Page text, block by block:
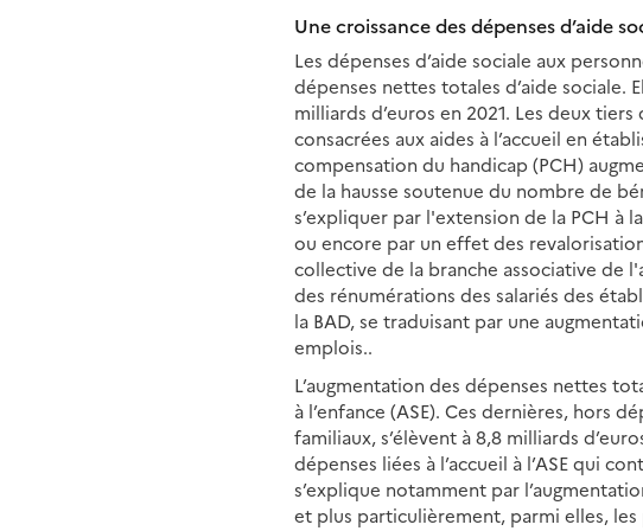
Une croissance des dépenses d’aide
Les dépenses d’aide sociale aux
dépenses nettes totales d’aide sociale.
milliards d’euros en 2021. Les deux
consacrées aux aides à l’accueil en
compensation du handicap (PCH)
de la hausse soutenue du nombre de
s’expliquer par l'extension de la PCH à
ou encore par un effet des
collective de la branche associative de
des rénumérations des salariés des
la BAD, se traduisant par une
emplois..
L’augmentation des dépenses nettes
à l’enfance (ASE). Ces dernières, hors
familiaux, s’élèvent à 8,8 milliards
dépenses liées à l’accueil à l’ASE qui
s’explique notamment par
et plus particulièrement, parmi elles, les